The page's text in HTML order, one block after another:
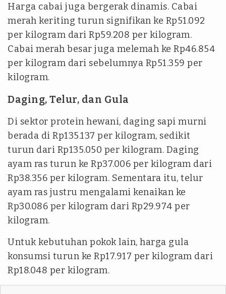
Harga cabai juga bergerak dinamis. Cabai
merah keriting turun signifikan ke Rp51.092
per kilogram dari Rp59.208 per kilogram.
Cabai merah besar juga melemah ke Rp46.854
per kilogram dari sebelumnya Rp51.359 per
kilogram.
Daging, Telur, dan Gula
Di sektor protein hewani, daging sapi murni
berada di Rp135.137 per kilogram, sedikit
turun dari Rp135.050 per kilogram. Daging
ayam ras turun ke Rp37.006 per kilogram dari
Rp38.356 per kilogram. Sementara itu, telur
ayam ras justru mengalami kenaikan ke
Rp30.086 per kilogram dari Rp29.974 per
kilogram.
Untuk kebutuhan pokok lain, harga gula
konsumsi turun ke Rp17.917 per kilogram dari
Rp18.048 per kilogram.